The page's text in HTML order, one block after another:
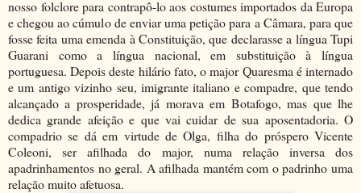
nosso folclore para contrapô-lo aos costumes importados da Europa
e chegou ao cúmulo de enviar uma petição para a Câmara, para que
fosse feita uma emenda à Constituição, que declarasse a língua Tupi
Guarani como a língua nacional, em substituição à língua
portuguesa. Depois deste hilário fato, o major Quaresma é internado
e um antigo vizinho seu, imigrante italiano e compadre, que tendo
alcançado a prosperidade, já morava em Botafogo, mas que lhe
dedica grande afeição e que vai cuidar de sua aposentadoria. O
compadrio se dá em virtude de Olga, filha do próspero Vicente
Coleoni, ser afilhada do major, numa relação inversa dos
apadrinhamentos no geral. A afilhada mantém com o padrinho uma
relação muito afetuosa.